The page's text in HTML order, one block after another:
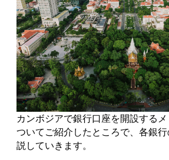
カンボジアで銀行口座を開設する
ついてご紹介したところで、各銀
説していきます。